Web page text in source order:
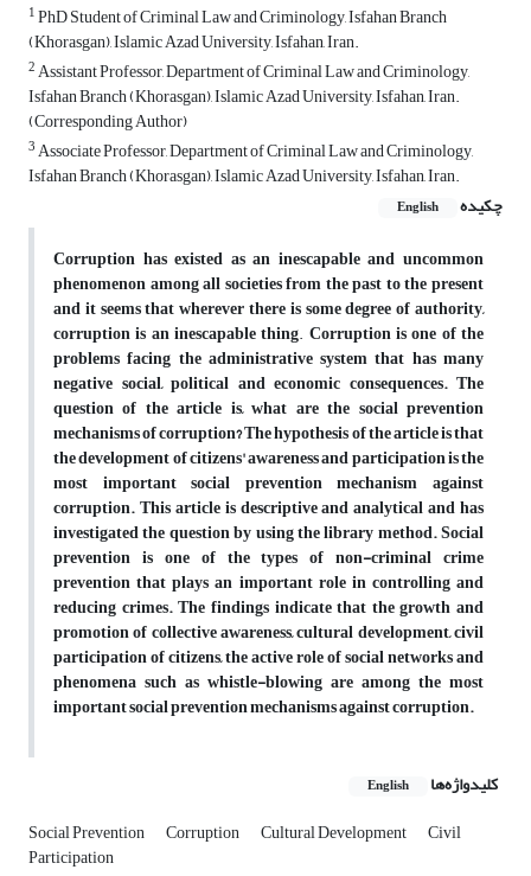
1PhD Student of Criminal Law and Criminology, Isfahan Branch
(Khorasgan), Islamic Azad University, Isfahan, Iran.
2Assistant Professor, Department of Criminal Law and Criminology,
Isfahan Branch (Khorasgan), Islamic Azad University, Isfahan, Iran.
(Corresponding Author)
3Associate Professor, Department of Criminal Law and Criminology,
Isfahan Branch (Khorasgan), Islamic Azad University, Isfahan, Iran.
چکیده
English
Corruption has existed as an inescapable and uncommon
phenomenon among all societies from the past to the present
and it seems that wherever there is some degree of authority,
corruption is an inescapable thing. Corruption is one of the
problems facing the administrative system that has many
negative social, political and economic consequences. The
question of the article is, what are the social prevention
mechanisms of corruption?The hypothesis of the article is that
the development of citizens' awareness and participation is the
most important social prevention mechanism against
corruption.This article is descriptive and analytical and has
investigated the question by using the library method.Social
prevention is one of the types of non-criminal crime
prevention that plays an important role in controlling and
reducing crimes.The findings indicate that the growth and
promotion of collective awareness, cultural development, civil
participation of citizens, the active role of social networks and
phenomena such as whistle-blowing are among the most
important social prevention mechanisms against corruption.
کلیدواژه‌ها English
Social Prevention Corruption Cultural Development Civil
Participation